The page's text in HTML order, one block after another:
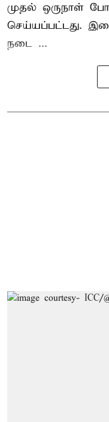
முதல் ஒருநாள்
செய்யப்பட்டது.
நடை ...